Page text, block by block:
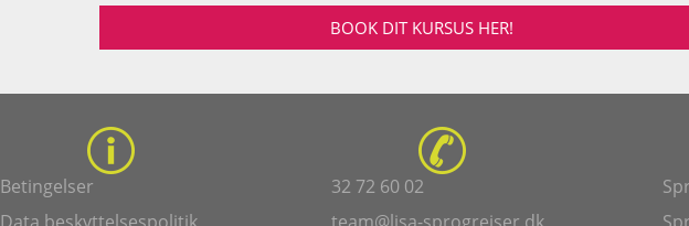
BOOK DIT KURSUS HER!
Betingelser
32 72 60 02